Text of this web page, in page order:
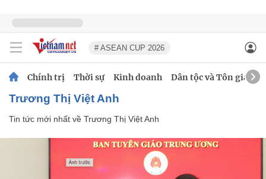
# ASEAN CUP 2026
Chính trị Thời sự Kinh doanh Dân tộc và Tôn giáo
Trương Thị Việt Anh
Tin tức mới nhất về Trương Thị Việt Anh